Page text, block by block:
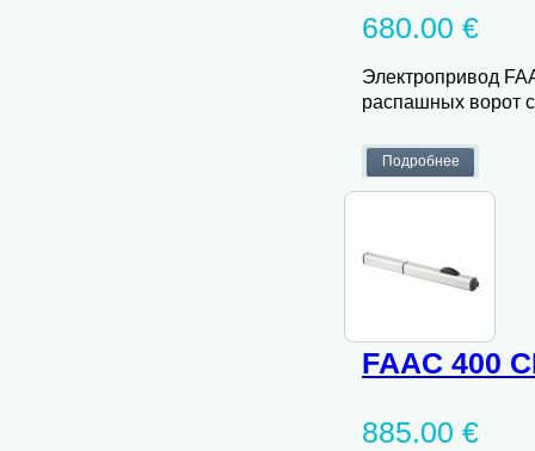
680.00 €
Электропривод
распашных ворот
FAAC 400
885.00 €